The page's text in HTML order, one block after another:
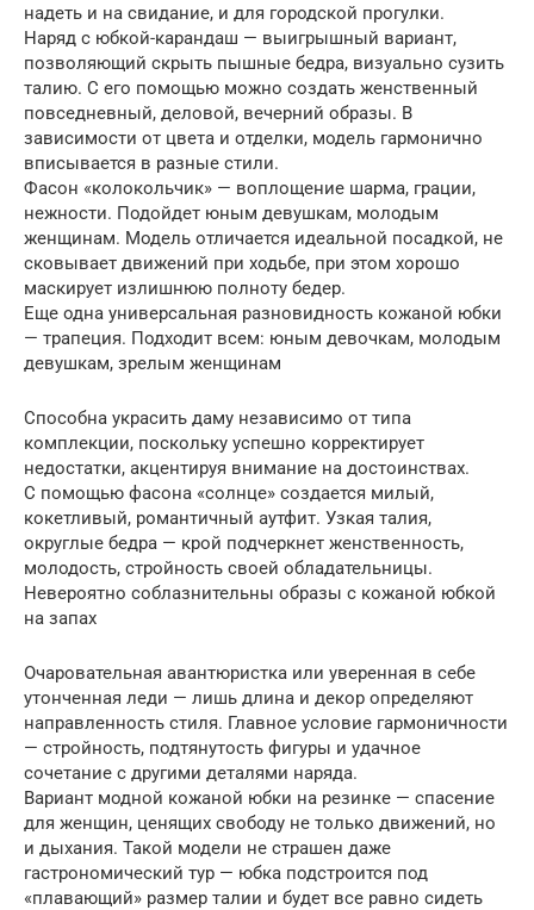
надеть и на свидание, и для городской прогулки.
Наряд с юбкой-карандаш — выигрышный вариант,
позволяющий скрыть пышные бедра, визуально сузить
талию. С его помощью можно создать женственный
повседневный, деловой, вечерний образы. В
зависимости от цвета и отделки, модель гармонично
вписывается в разные стили.
Фасон «колокольчик» — воплощение шарма, грации,
нежности. Подойдет юным девушкам, молодым
женщинам. Модель отличается идеальной посадкой, не
сковывает движений при ходьбе, при этом хорошо
маскирует излишнюю полноту бедер.
Еще одна универсальная разновидность кожаной юбки
— трапеция. Подходит всем: юным девочкам, молодым
девушкам, зрелым женщинам
Способна украсить даму независимо от типа
комплекции, поскольку успешно корректирует
недостатки, акцентируя внимание на достоинствах.
С помощью фасона «солнце» создается милый,
кокетливый, романтичный аутфит. Узкая талия,
округлые бедра — крой подчеркнет женственность,
молодость, стройность своей обладательницы.
Невероятно соблазнительны образы с кожаной юбкой
на запах
Очаровательная авантюристка или уверенная в себе
утонченная леди — лишь длина и декор определяют
направленность стиля. Главное условие гармоничности
— стройность, подтянутость фигуры и удачное
сочетание с другими деталями наряда.
Вариант модной кожаной юбки на резинке — спасение
для женщин, ценящих свободу не только движений, но
и дыхания. Такой модели не страшен даже
гастрономический тур — юбка подстроится под
«плавающий» размер талии и будет все равно сидеть